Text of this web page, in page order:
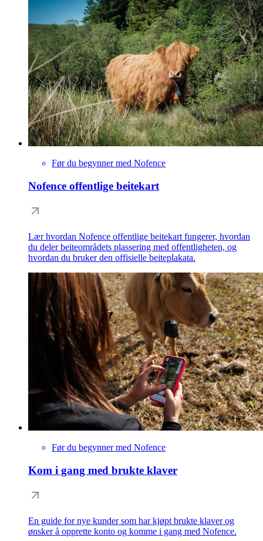
Før du begynner med Nofence
Nofence offentlige beitekart
Lær hvordan Nofence offentlige beitekart fungerer, hvordan
du deler beiteområdets plassering med offentligheten, og
hvordan du bruker den offisielle beiteplakata.
Før du begynner med Nofence
Kom i gang med brukte klaver
En guide for nye kunder som har kjøpt brukte klaver og
ønsker å opprette konto og komme i gang med Nofence.